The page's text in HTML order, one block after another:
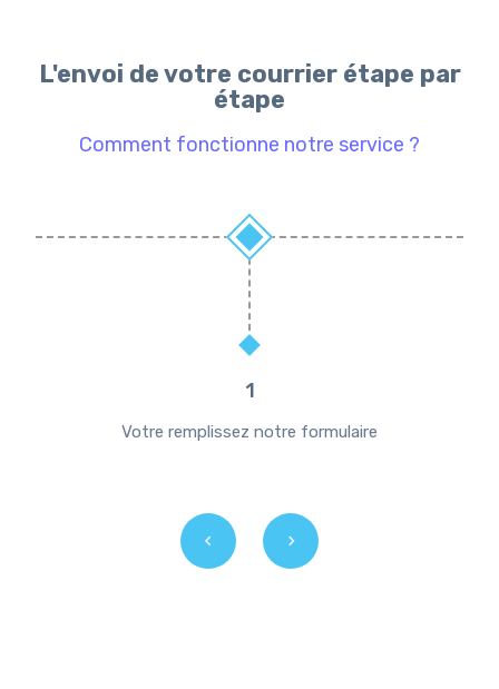
L'envoi de votre courrier étape par
étape
Comment fonctionne notre service ?
1
Votre remplissez notre formulaire